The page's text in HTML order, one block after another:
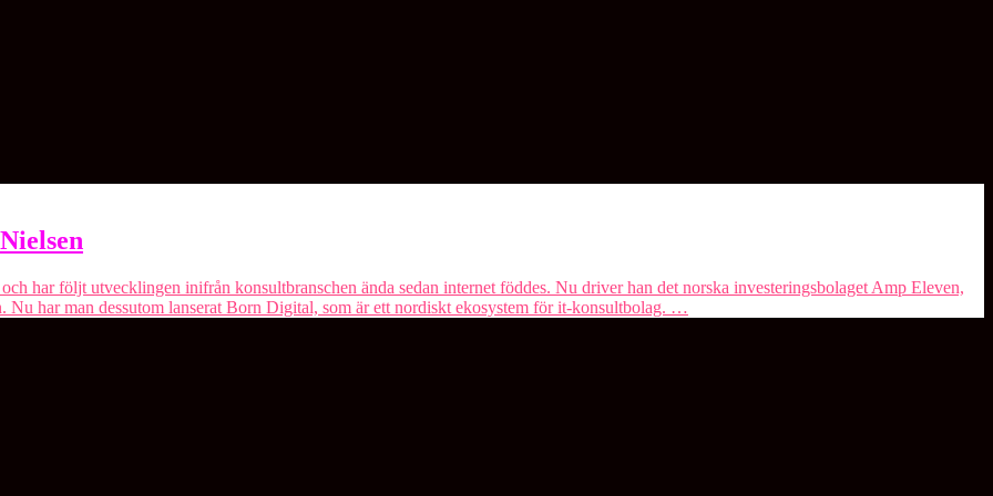
har följt utvecklingen inifrån konsultbranschen ända sedan internet föddes. Nu driver han det norska investeringsbolaget ⁠Amp Eleven⁠,
Nu har man dessutom lanserat ⁠Born Digital⁠, som är ett nordiskt ekosystem för it-konsultbolag. …